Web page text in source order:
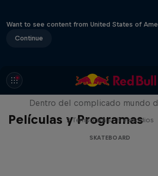
Want to see content from United States of
Continue
Películas y Programas
Pushing Forward
Dentro del complicado mundo
2 Temporadas · 8 episodios
SKATEBOARD